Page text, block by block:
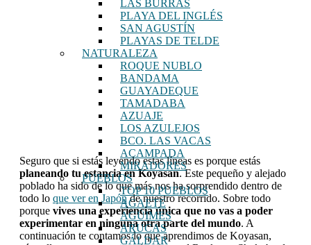
LAS BURRAS
PLAYA DEL INGLÉS
SAN AGUSTÍN
PLAYAS DE TELDE
NATURALEZA
ROQUE NUBLO
BANDAMA
GUAYADEQUE
TAMADABA
AZUAJE
LOS AZULEJOS
BCO. LAS VACAS
ACAMPADA
MIRADORES
PUEBLOS
TOP 10 PUEBLOS
AGAETE
AGÜIMES
ARUCAS
GÁLDAR
Seguro que si estás leyendo estas líneas es porque estás
planeando tu estancia en Koyasan. Este pequeño y alejado
poblado ha sido de lo que más nos ha sorprendido dentro de
todo lo que ver en Japónde nuestro recorrido. Sobre todo
porque vives una experiencia única que no vas a poder
experimentar en ninguna otra parte del mundo. A
continuación te contamos lo que aprendimos de Koyasan,